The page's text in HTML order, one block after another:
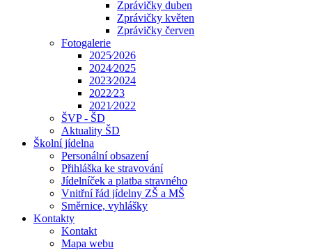
Zprávičky duben
Zprávičky květen
Zprávičky červen
Fotogalerie
2025⁄2026
2024⁄2025
2023⁄2024
2022⁄23
2021⁄2022
ŠVP - ŠD
Aktuality ŠD
Školní jídelna
Personální obsazení
Přihláška ke stravování
Jídelníček a platba stravného
Vnitřní řád jídelny ZŠ a MŠ
Směrnice, vyhlášky
Kontakty
Kontakt
Mapa webu